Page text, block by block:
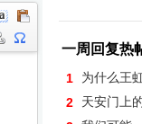
一周回复热
1 为什么王
2 天安门上